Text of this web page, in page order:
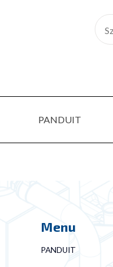
PANDUIT
Menu
PANDUIT